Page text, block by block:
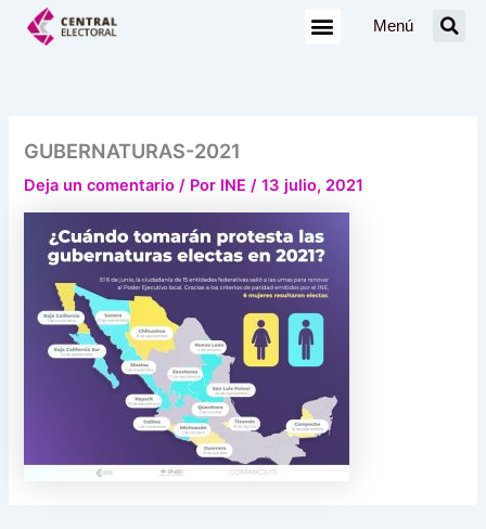
Menú
GUBERNATURAS-2021
Deja un comentario / Por INE/13 julio, 2021